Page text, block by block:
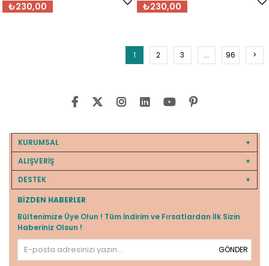
₺230,00 ₺230,00
1 2 3 ... 96 >
KURUMSAL
ALIŞVERİŞ
DESTEK
BIZDEN HABERLER
Bültenimize Üye Olun ! Tüm İndirim ve Fırsatlardan İlk Sizin
Haberiniz Olsun !
GÖNDER